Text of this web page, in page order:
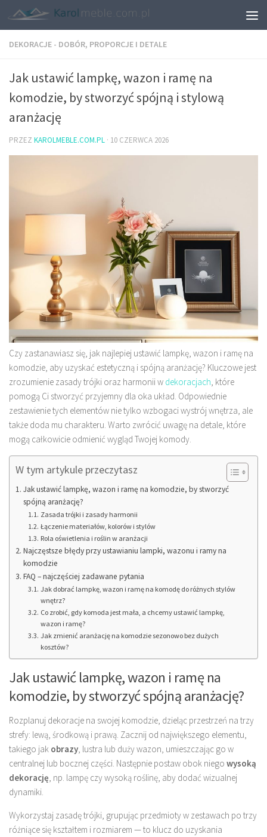
DEKORACJE - DOBÓR, PROPORCJE I DETALE
Jak ustawić lampkę, wazon i ramę na
komodzie, by stworzyć spójną i stylową
aranżację
PRZEZ KAROLMEBLE.COM.PL · 10 CZERWCA 2026
Czy zastanawiasz się, jak najlepiej ustawić lampkę, wazon i ramę na
komodzie, aby uzyskać estetyczną i spójną aranżację? Kluczowe jest
zrozumienie zasady trójki oraz harmonii w dekoracjach , które
pomogą Ci stworzyć przyjemny dla oka układ. Odpowiednie
zestawienie tych elementów nie tylko wzbogaci wystrój wnętrza, ale
także doda mu charakteru. Warto zwrócić uwagę na detale, które
mogą całkowicie odmienić wygląd Twojej komody.
W tym artykule przeczytasz
Jak ustawić lampkę, wazon i ramę na komodzie, by stworzyć
spójną aranżację?
Zasada trójki i zasady harmonii
Łączenie materiałów, kolorów i stylów
Rola oświetlenia i roślin w aranżacji
Najczęstsze błędy przy ustawianiu lampki, wazonu i ramy na
komodzie
FAQ – najczęściej zadawane pytania
Jak dobrać lampkę, wazon i ramę na komodę do różnych stylów
wnętrz?
Co zrobić, gdy komoda jest mała, a chcemy ustawić lampkę,
wazon i ramę?
Jak zmienić aranżację na komodzie sezonowo bez dużych
kosztów?
Jak ustawić lampkę, wazon i ramę na
komodzie, by stworzyć spójną aranżację?
Rozplanuj dekoracje na swojej komodzie, dzieląc przestrzeń na trzy
strefy: lewą, środkową i prawą. Zacznij od największego elementu,
takiego jak obrazy , lustra lub duży wazon, umieszczając go w
centralnej lub bocznej części. Następnie postaw obok niego wysoką
dekorację , np. lampę czy wysoką roślinę, aby dodać wizualnej
dynamiki.
Wykorzystaj zasadę trójki, grupując przedmioty w zestawach po trzy
różniące się kształtem i rozmiarem — to klucz do uzyskania